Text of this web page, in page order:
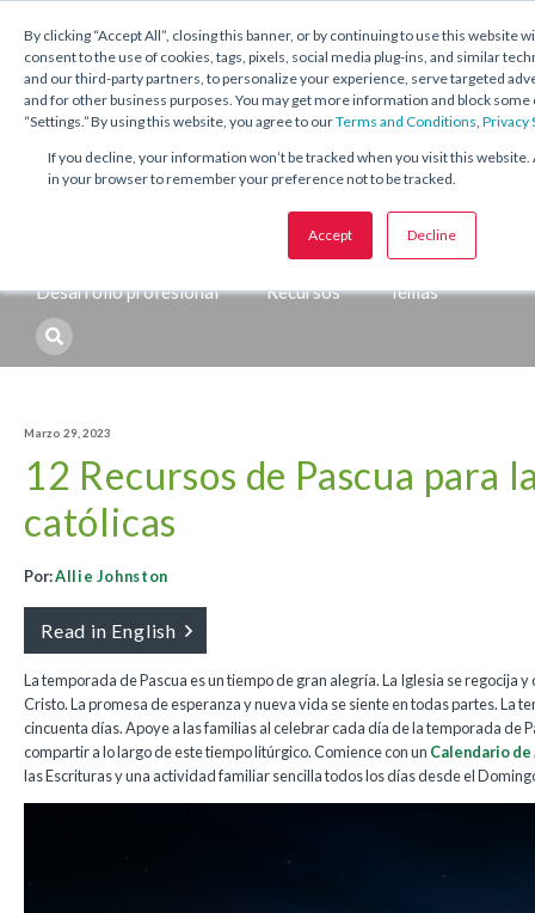
By clicking “Accept All”, closing this banner, or by continuing to use this website
consent to the use of cookies, tags, pixels, social media plug-ins, and similar
and our third-party partners, to personalize your experience, serve targeted
and for other business purposes. You may get more information and block
“Settings.” By using this website, you agree to ourTerms and Conditions, Privacy
If you decline, your information won’t be tracked when you visit this website.
in your browser to remember your preference not to be tracked.
Accept Decline
Temporadas y festividades
Desarrollo profesional Recursos Temas
Marzo 29, 2023
12 Recursos de Pascua para
católicas
Por:Allie Johnston
Read in English
La temporada de Pascua es un tiempo de gran alegría. La Iglesia se regocija
Cristo. La promesa de esperanza y nueva vida se siente en todas partes. La
cincuenta días. Apoye a las familias al celebrar cada día de la temporada de
compartir a lo largo de este tiempo litúrgico. Comience con un Calendario de
las Escrituras y una actividad familiar sencilla todos los días desde el